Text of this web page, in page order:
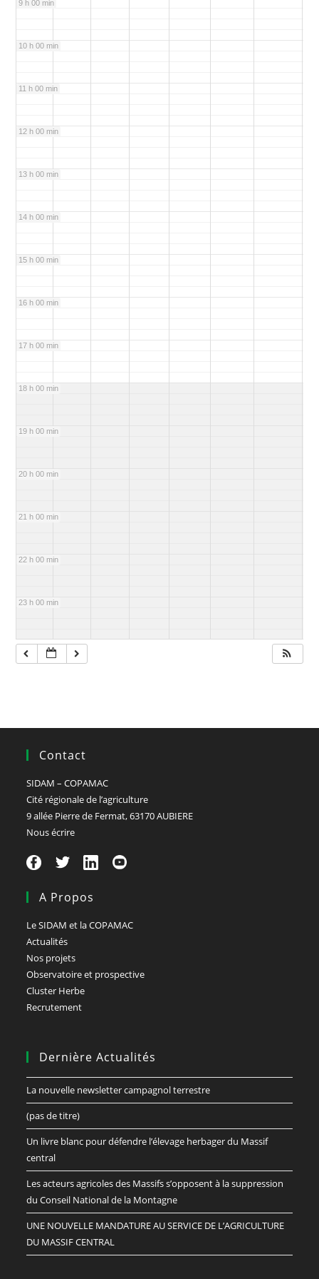
9 h 00 min
10 h 00 min
11 h 00 min
12 h 00 min
13 h 00 min
14 h 00 min
15 h 00 min
16 h 00 min
17 h 00 min
18 h 00 min
19 h 00 min
20 h 00 min
21 h 00 min
22 h 00 min
23 h 00 min
Contact
SIDAM – COPAMAC
Cité régionale de l’agriculture
9 allée Pierre de Fermat, 63170 AUBIERE
Nous écrire
A Propos
Le SIDAM et la COPAMAC
Actualités
Nos projets
Observatoire et prospective
Cluster Herbe
Recrutement
Dernière Actualités
La nouvelle newsletter campagnol terrestre
(pas de titre)
Un livre blanc pour défendre l’élevage herbager du Massif
central
Les acteurs agricoles des Massifs s’opposent à la suppression
du Conseil National de la Montagne
UNE NOUVELLE MANDATURE AU SERVICE DE L’AGRICULTURE
DU MASSIF CENTRAL